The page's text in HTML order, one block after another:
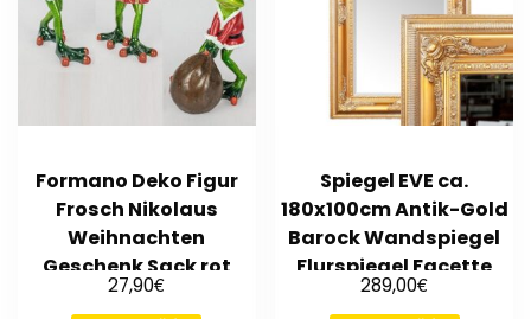
Formano Deko Figur
Frosch Nikolaus
Weihnachten
Geschenk Sack rot
grün orange
27,90€
Spiegel EVE ca.
180x100cm Antik-Gold
Barock Wandspiegel
Flurspiegel Facette
289,00€